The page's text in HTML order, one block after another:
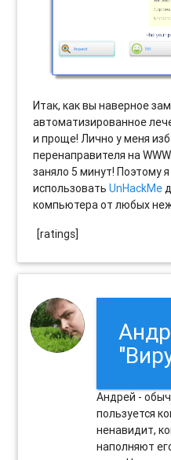
Итак, как вы наверное
автоматизированное
и проще! Лично у меня
перенаправителя на
заняло 5 минут! Поэтому
использоватьUnHackMe
компьютера от любых
[ratings]
Андрей -
пользуется
ненавидит,
наполняют